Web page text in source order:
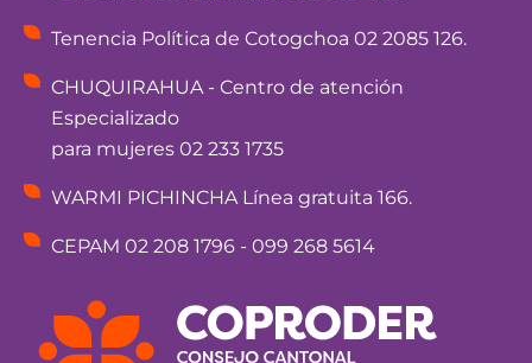
Tenencia Política de Cotogchoa 02 2085 126.
CHUQUIRAHUA - Centro de atención
Especializado
para mujeres 02 233 1735
WARMI PICHINCHA Línea gratuita 166.
CEPAM 02 208 1796 - 099 268 5614